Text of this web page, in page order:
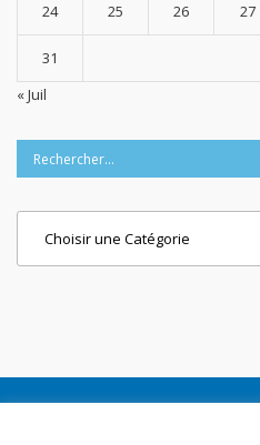
24 25 26 27
31
« Juil